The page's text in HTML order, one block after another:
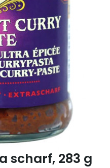
scharf, 283 g